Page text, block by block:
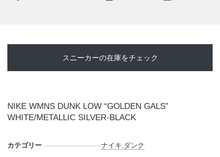
スニーカーの在庫をチェック
NIKE WMNS DUNK LOW “GOLDEN GALS”
WHITE/METALLIC SILVER-BLACK
カテゴリー ナイキ ダンク